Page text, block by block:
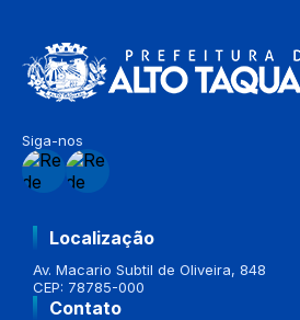
Siga-nos
Localização
Av. Macario Subtil de Oliveira, 848
CEP: 78785-000
Contato